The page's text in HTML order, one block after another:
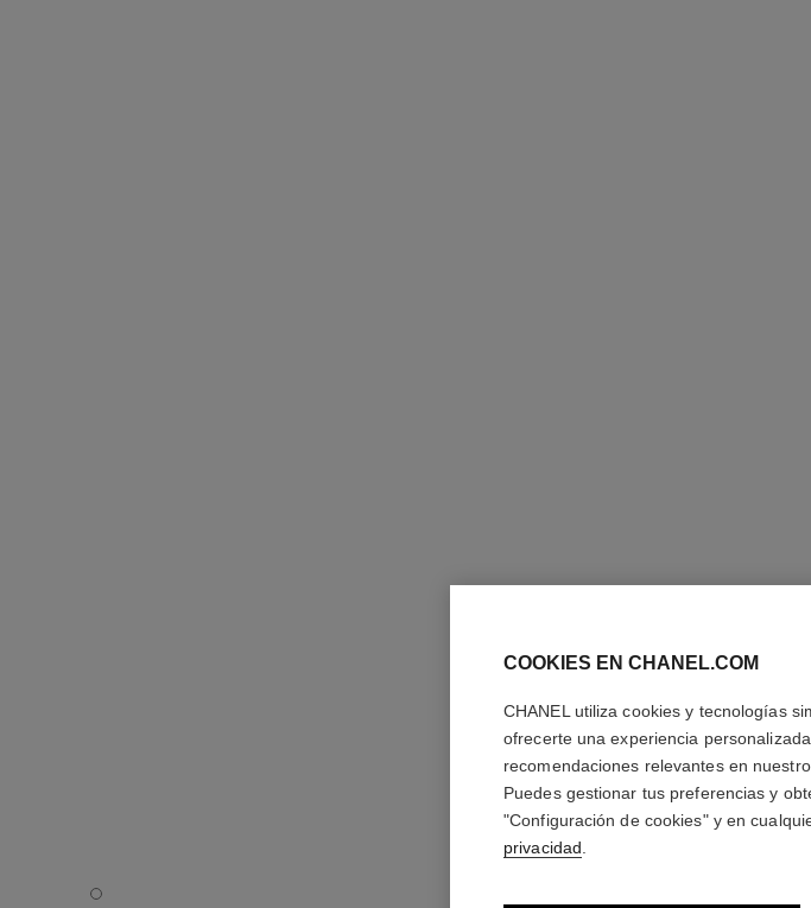
SUBLIMAGE LE CORRECTEUR YEUX - Vista por defecto
COOKIES EN CHANEL.COM
CHANEL utiliza cookies y tecnologías
ofrecerte una experiencia
recomendaciones relevantes en
Puedes gestionar tus preferencias y
"Configuración de cookies" y en
privacidad